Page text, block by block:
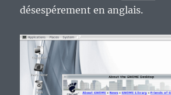
désespérement en anglais.